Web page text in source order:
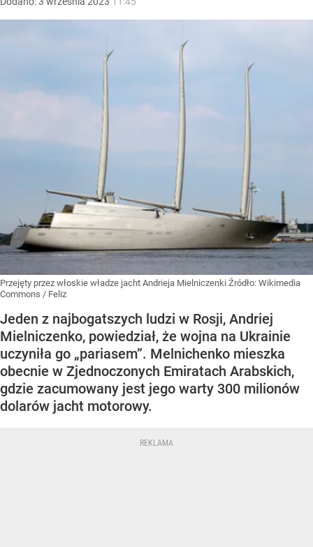
Przejęty przez włoskie władze jacht Andrieja Mielniczenki Źródło: Wikimedia
Commons / Feliz
Jeden z najbogatszych ludzi w Rosji, Andriej
Mielniczenko, powiedział, że wojna na Ukrainie
uczyniła go „pariasem”. Melnichenko mieszka
obecnie w Zjednoczonych Emiratach Arabskich,
gdzie zacumowany jest jego warty 300 milionów
dolarów jacht motorowy.